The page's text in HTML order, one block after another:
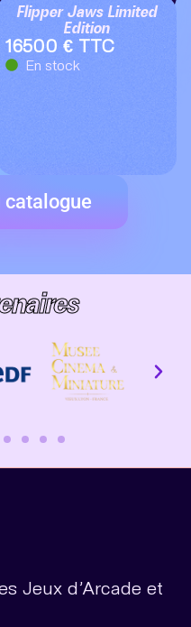
Flipper Jaws Limited
Edition
16500 € TTC
En stock
catalogue
Jeux d’Arcade et